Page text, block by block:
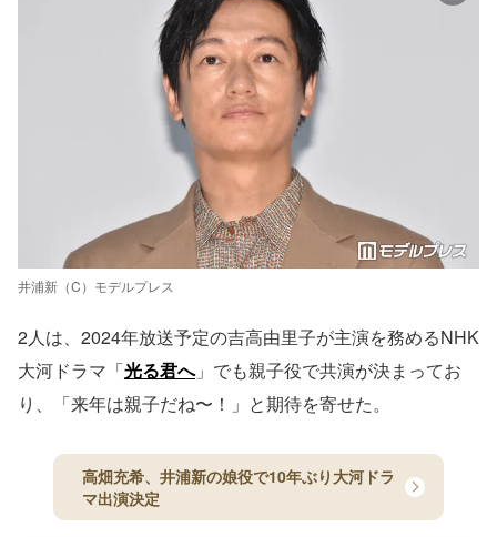
井浦新（C）モデルプレス
2人は、2024年放送予定の吉高由里子が主演を務めるNHK
大河ドラマ「光る君へ」でも親子役で共演が決まってお
り、「来年は親子だね〜！」と期待を寄せた。
高畑充希、井浦新の娘役で10年ぶり大河ドラ
マ出演決定